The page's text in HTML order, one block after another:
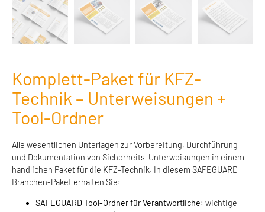
Komplett-Paket für KFZ-
Technik – Unterweisungen +
Tool-Ordner
Alle wesentlichen Unterlagen zur Vorbereitung, Durchführung
und Dokumentation von Sicherheits-Unterweisungen in einem
handlichen Paket für die KFZ-Technik. In diesem SAFEGUARD
Branchen-Paket erhalten Sie:
SAFEGUARD Tool-Ordnerfür Verantwortliche: wichtige